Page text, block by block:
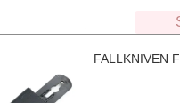
FALLKNIVEN